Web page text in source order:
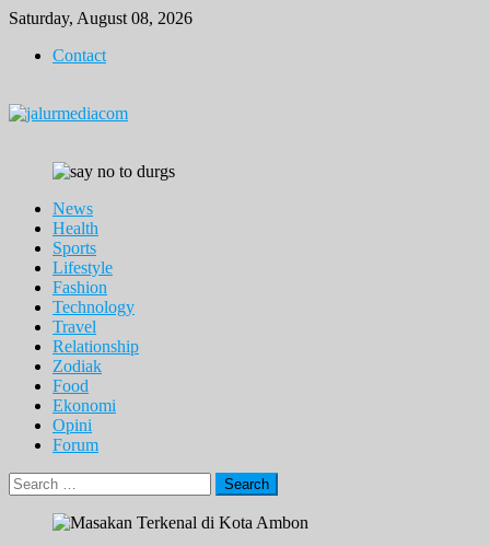
Skip
content
Saturday, August 08, 2026
Contact
News
Health
Sports
Lifestyle
Fashion
Technology
Travel
Relationship
Zodiak
Food
Ekonomi
Opini
Forum
Search
for: